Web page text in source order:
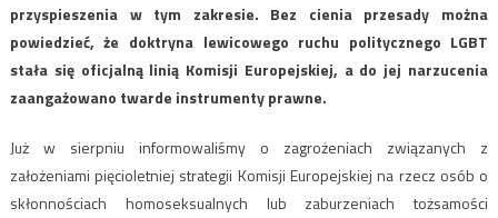
przyspieszenia w tym zakresie. Bez cienia przesady można
powiedzieć, że doktryna lewicowego ruchu politycznego LGBT
stała się oficjalną linią Komisji Europejskiej, a do jej narzucenia
zaangażowano twarde instrumenty prawne.
Już w sierpniu informowaliśmy o zagrożeniach związanych z
założeniami pięcioletniej strategii Komisji Europejskiej na rzecz osób o
skłonnościach homoseksualnych lub zaburzeniach tożsamości